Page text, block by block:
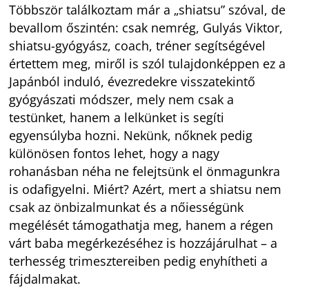
Többször találkoztam már a „shiatsu” szóval, de
bevallom őszintén: csak nemrég, Gulyás Viktor,
shiatsu-gyógyász, coach, tréner segítségével
értettem meg, miről is szól tulajdonképpen ez a
Japánból induló, évezredekre visszatekintő
gyógyászati módszer, mely nem csak a
testünket, hanem a lelkünket is segíti
egyensúlyba hozni. Nekünk, nőknek pedig
különösen fontos lehet, hogy a nagy
rohanásban néha ne felejtsünk el önmagunkra
is odafigyelni. Miért? Azért, mert a shiatsu nem
csak az önbizalmunkat és a nőiességünk
megélését támogathatja meg, hanem a régen
várt baba megérkezéséhez is hozzájárulhat – a
terhesség trimesztereiben pedig enyhítheti a
fájdalmakat.